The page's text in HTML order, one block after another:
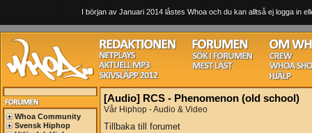
I början av Januari 2014 låstes Whoa och du kan alltså ej logga in
Whoa Community
Svensk Hiphop
[Audio] RCS - Phenomenon (old school)
Vår Hiphop - Audio & Video
Tillbaka till forumet